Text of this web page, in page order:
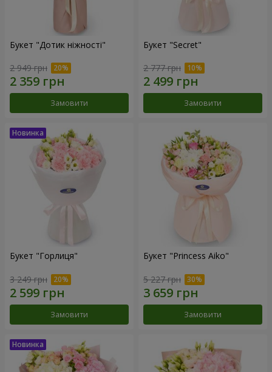
Букет "Дотик ніжності"
2 949 грн
Замовити
Букет "Secret"
2 777 грн
Замовити
Букет "Горлиця"
3 249 грн
Замовити
Букет "Princess Aiko"
5 227 грн
Замовити